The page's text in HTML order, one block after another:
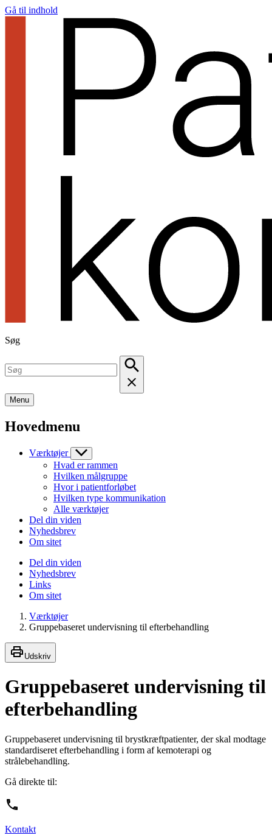
Gå til indhold
Søg
Menu
Hovedmenu
Værktøjer
Hvad er rammen
Hvilken målgruppe
Hvor i patientforløbet
Hvilken type kommunikation
Alle værktøjer
Del din viden
Nyhedsbrev
Om sitet
Del din viden
Nyhedsbrev
Links
Om sitet
Værktøjer
Gruppebaseret undervisning til efterbehandling
Udskriv
Gruppebaseret undervisning til
efterbehandling
Gruppebaseret undervisning til brystkræftpatienter, der skal modtage
standardiseret efterbehandling i form af kemoterapi og
strålebehandling.
Gå direkte til:
Kontakt